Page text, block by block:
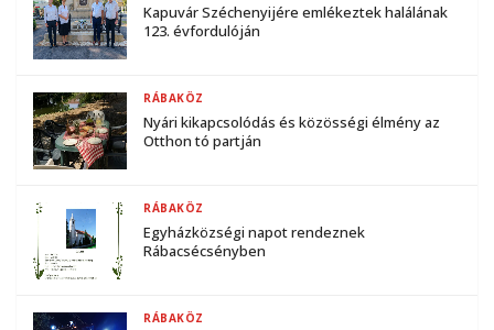
Kapuvár Széchenyijére emlékeztek halálának
123. évfordulóján
Nyári kikapcsolódás és közösségi élmény az
Otthon tó partján
RÁBAKÖZ
Egyházközségi napot rendeznek
Rábacsécsényben
RÁBAKÖZ
RÁBAKÖZ